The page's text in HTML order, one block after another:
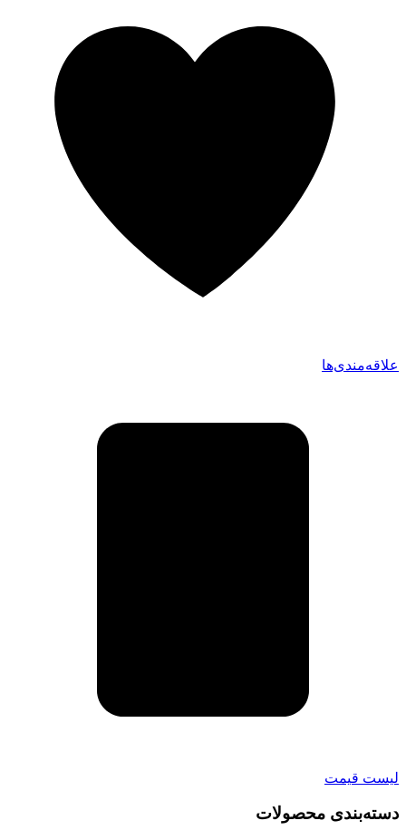
علاقه‌مندی‌ها
لیست قیمت
دسته‌بندی محصولات